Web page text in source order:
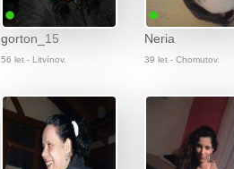
gorton_15
56 let - Litvínov.
Neria
39 let - Chomutov.